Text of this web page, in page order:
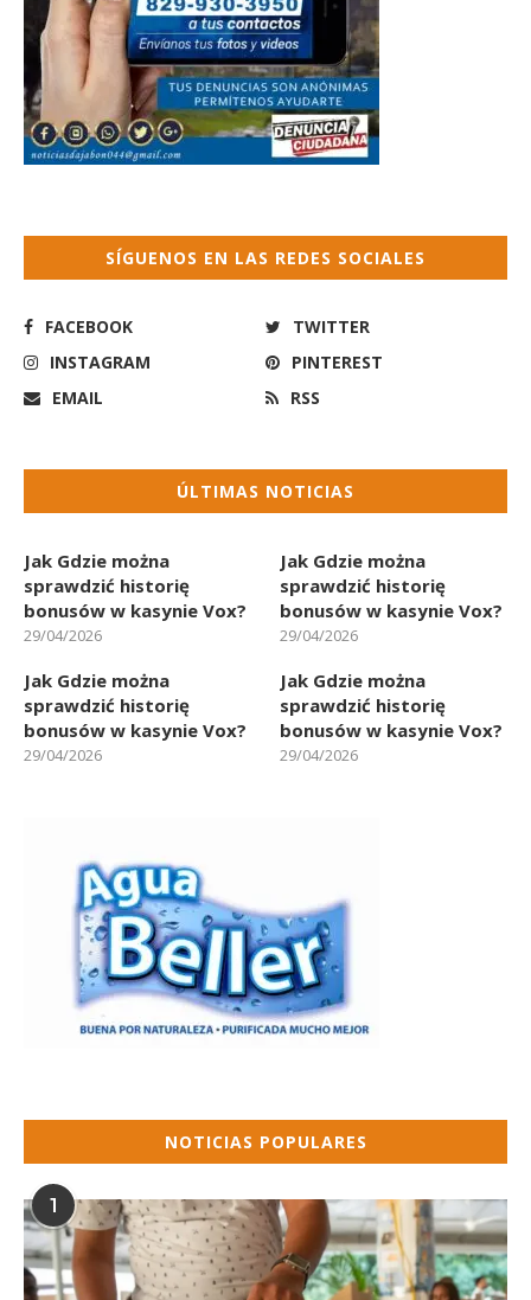
SÍGUENOS EN LAS REDES SOCIALES
FACEBOOK
TWITTER
INSTAGRAM
PINTEREST
EMAIL
RSS
ÚLTIMAS NOTICIAS
Jak Gdzie można
sprawdzić historię
bonusów w kasynie Vox?
29/04/2026
Jak Gdzie można
sprawdzić historię
bonusów w kasynie Vox?
29/04/2026
Jak Gdzie można
sprawdzić historię
bonusów w kasynie Vox?
29/04/2026
Jak Gdzie można
sprawdzić historię
bonusów w kasynie Vox?
29/04/2026
NOTICIAS POPULARES
1